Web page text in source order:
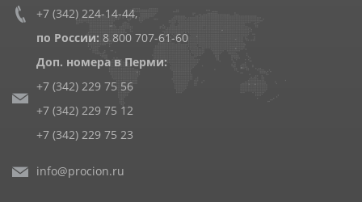
+7 (342) 224-14-44,
по России: 8 800 707-61-60
Доп. номера в Перми:
+7 (342) 229 75 56
+7 (342) 229 75 12
+7 (342) 229 75 23
info@procion.ru